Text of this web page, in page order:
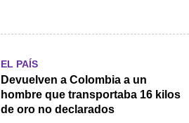
EL PAÍS
Devuelven a Colombia a un
hombre que transportaba 16 kilos
de oro no declarados